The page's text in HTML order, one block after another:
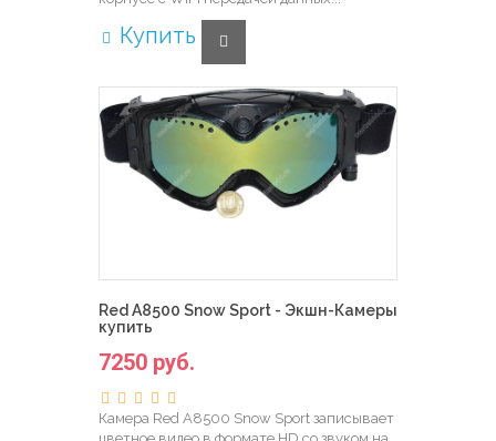
Купить
Red A8500 Snow Sport - Экшн-Камеры
купить
7250 руб.
Камера Red A8500 Snow Sport записывает